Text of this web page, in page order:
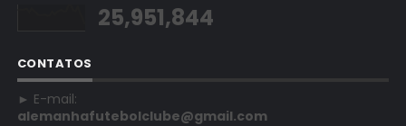
25,951,844
CONTATOS
► E-mail:
alemanhafutebolclube@gmail.com